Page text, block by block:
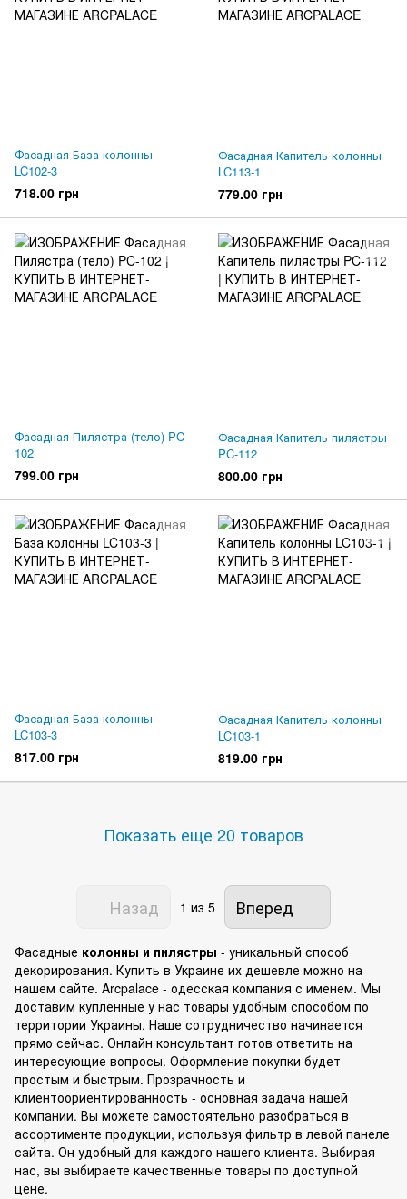
Фасадная База колонны
LC102-3
718.00 грн
Фасадная Капитель колонны
LC113-1
779.00 грн
Фасадная Пилястра (тело) PC-
102
799.00 грн
Фасадная Капитель пилястры
PC-112
800.00 грн
Фасадная База колонны
LC103-3
817.00 грн
Фасадная Капитель колонны
LC103-1
819.00 грн
Показать еще 20 товаров
Назад 1 из 5 Вперед
Фасадные колонны и пилястры - уникальный способ
декорирования. Купить в Украине их дешевле можно на
нашем сайте. Arcpalace - одесская компания с именем. Мы
доставим купленные у нас товары удобным способом по
территории Украины. Наше сотрудничество начинается
прямо сейчас. Онлайн консультант готов ответить на
интересующие вопросы. Оформление покупки будет
простым и быстрым. Прозрачность и
клиентоориентированность - основная задача нашей
компании. Вы можете самостоятельно разобраться в
ассортименте продукции, используя фильтр в левой панеле
сайта. Он удобный для каждого нашего клиента. Выбирая
нас, вы выбираете качественные товары по доступной
цене.